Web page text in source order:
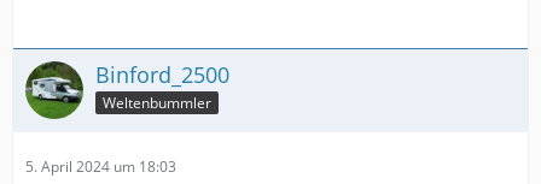
Binford_2500
Weltenbummler
5. April 2024 um 18:03